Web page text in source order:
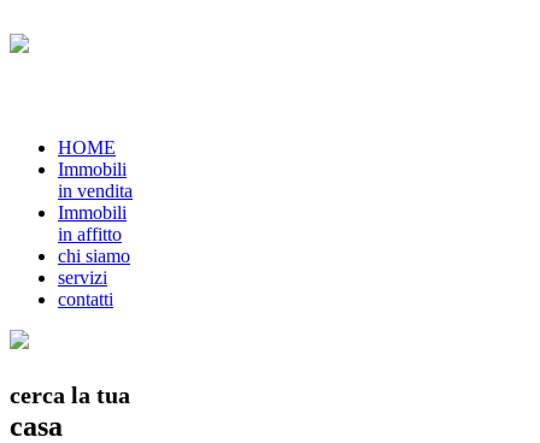
HOME
Immobili
in vendita
Immobili
in affitto
chi siamo
servizi
contatti
cerca la tua
casa